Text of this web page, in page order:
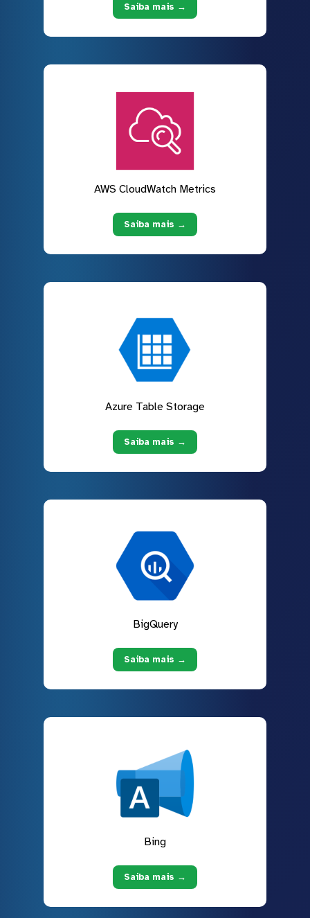
Saiba mais →
AWS CloudWatch Metrics
Saiba mais →
Azure Table Storage
Saiba mais →
BigQuery
Saiba mais →
Bing
Saiba mais →